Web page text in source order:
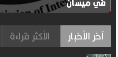
في ميسان
آخر الأخبار الأكثر قراءة